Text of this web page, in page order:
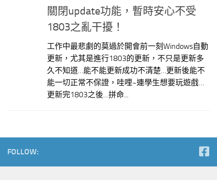
關閉update功能，暫時安心不受
1803之亂干擾！
工作中最悲劇的莫過於開會前一刻Windows自動
更新，尤其是進行1803的更新，不只是更新多
久不知道…能不能更新成功不清楚…更新後能不
能一切正常不保證，哇哩~連學生想要玩遊戲…
更新完1803之後…拼命...
FOLLOW: